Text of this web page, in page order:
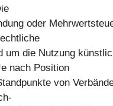
oder
um die Nutzung
nach Position
von